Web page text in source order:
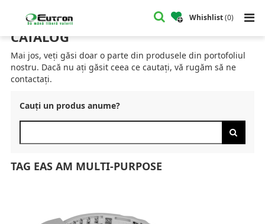
Whishlist(0)
Tag EAS AM Multi-Purpose
CATALOG
Mai jos, veți găsi doar o parte din produsele din portofoliul
nostru. Dacă nu ați găsit ceea ce cautați, vă rugăm să ne
contactați.
Cauți un produs anume?
TAG EAS AM MULTI-PURPOSE